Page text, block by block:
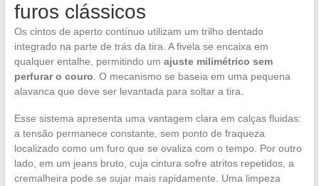
furos clássicos
Os cintos de aperto contínuo utilizam um trilho dentado
integrado na parte de trás da tira. A fivela se encaixa em
qualquer entalhe, permitindo um ajuste milimétrico sem
perfurar o couro . O mecanismo se baseia em uma pequena
alavanca que deve ser levantada para soltar a tira.
Esse sistema apresenta uma vantagem clara em calças fluidas:
a tensão permanece constante, sem ponto de fraqueza
localizado como um furo que se ovaliza com o tempo. Por outro
lado, em um jeans bruto, cuja cintura sofre atritos repetidos, a
cremalheira pode se sujar mais rapidamente. Uma limpeza